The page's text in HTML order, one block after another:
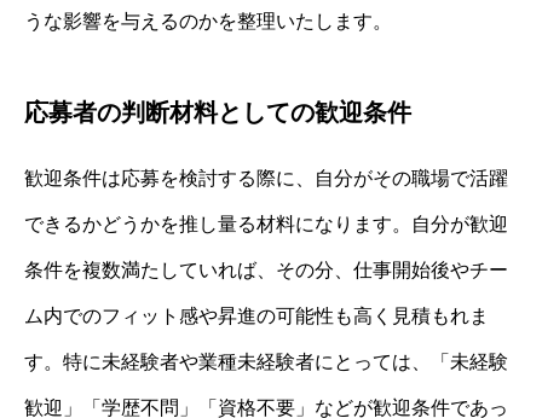
うな影響を与えるのかを整理いたします。
応募者の判断材料としての歓迎条件
歓迎条件は応募を検討する際に、自分がその職場で活躍
できるかどうかを推し量る材料になります。自分が歓迎
条件を複数満たしていれば、その分、仕事開始後やチー
ム内でのフィット感や昇進の可能性も高く見積もれま
す。特に未経験者や業種未経験者にとっては、「未経験
歓迎」「学歴不問」「資格不要」などが歓迎条件であっ